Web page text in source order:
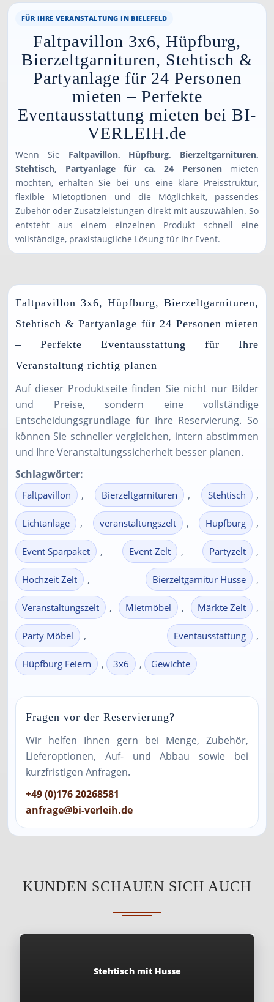
FÜR IHRE VERANSTALTUNG IN BIELEFELD
Faltpavillon 3x6, Hüpfburg,
Bierzeltgarnituren, Stehtisch &
Partyanlage für 24 Personen
mieten – Perfekte
Eventausstattung mieten bei BI-
VERLEIH.de
Wenn Sie Faltpavillon, Hüpfburg, Bierzeltgarnituren,
Stehtisch, Partyanlage für ca. 24 Personen mieten
möchten, erhalten Sie bei uns eine klare Preisstruktur,
flexible Mietoptionen und die Möglichkeit, passendes
Zubehör oder Zusatzleistungen direkt mit auszuwählen. So
entsteht aus einem einzelnen Produkt schnell eine
vollständige, praxistaugliche Lösung für Ihr Event.
Faltpavillon 3x6, Hüpfburg, Bierzeltgarnituren,
Stehtisch & Partyanlage für 24 Personen mieten
– Perfekte Eventausstattung für Ihre
Veranstaltung richtig planen
Auf dieser Produktseite finden Sie nicht nur Bilder
und Preise, sondern eine vollständige
Entscheidungsgrundlage für Ihre Reservierung. So
können Sie schneller vergleichen, intern abstimmen
und Ihre Veranstaltungssicherheit besser planen.
Schlagwörter:
Faltpavillon , Bierzeltgarnituren , Stehtisch ,
Lichtanlage , veranstaltungszelt , Hüpfburg ,
Event Sparpaket , Event Zelt , Partyzelt ,
Hochzeit Zelt , Bierzeltgarnitur Husse ,
Veranstaltungszelt , Mietmöbel , Märkte Zelt ,
Party Möbel , Eventausstattung ,
Hüpfburg Feiern , 3x6 , Gewichte
Fragen vor der Reservierung?
Wir helfen Ihnen gern bei Menge, Zubehör,
Lieferoptionen, Auf- und Abbau sowie bei
kurzfristigen Anfragen.
+49 (0)176 20268581
anfrage@bi-verleih.de
KUNDEN SCHAUEN SICH AUCH
Stehtisch mit Husse